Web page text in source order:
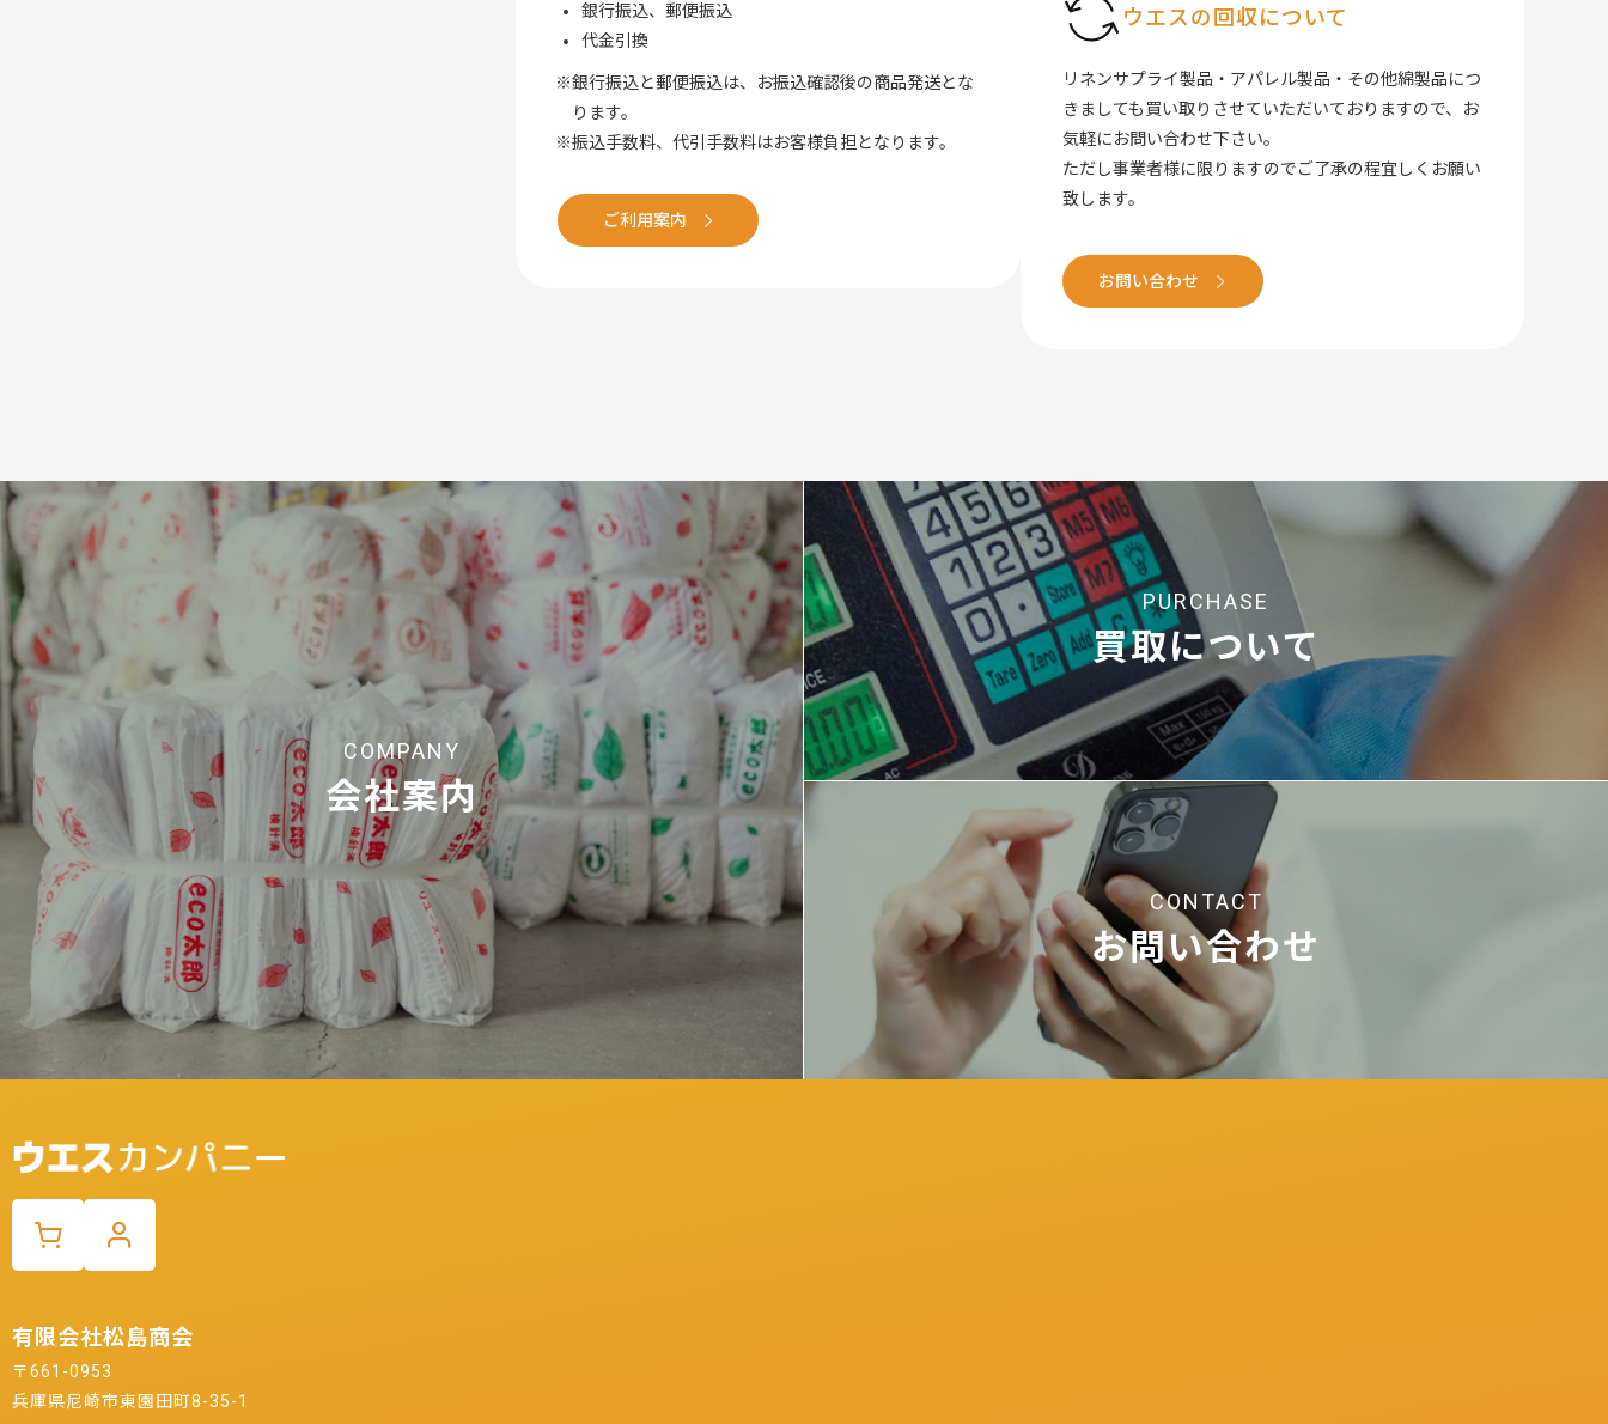
銀行振込、郵便振込
代金引換
銀行振込と郵便振込は、お振込確認後の商品発送とな
ります。
振込手数料、代引手数料はお客様負担となります。
ご利用案内
ウエスの回収について
リネンサプライ製品・アパレル製品・その他綿製品につ
きましても買い取りさせていただいておりますので、お
気軽にお問い合わせ下さい。
ただし事業者様に限りますのでご了承の程宜しくお願い
致します。
お問い合わせ
COMPANY
会社案内
PURCHASE
買取について
CONTACT
お問い合わせ
有限会社松島商会
〒661-0953
兵庫県尼崎市東園田町8-35-1